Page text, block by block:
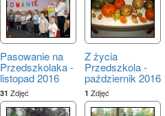
Pasowanie na
Przedszkolaka -
listopad 2016
31 Zdjęć
Z życia
Przedszkola -
październik 2016
1 Zdjęć